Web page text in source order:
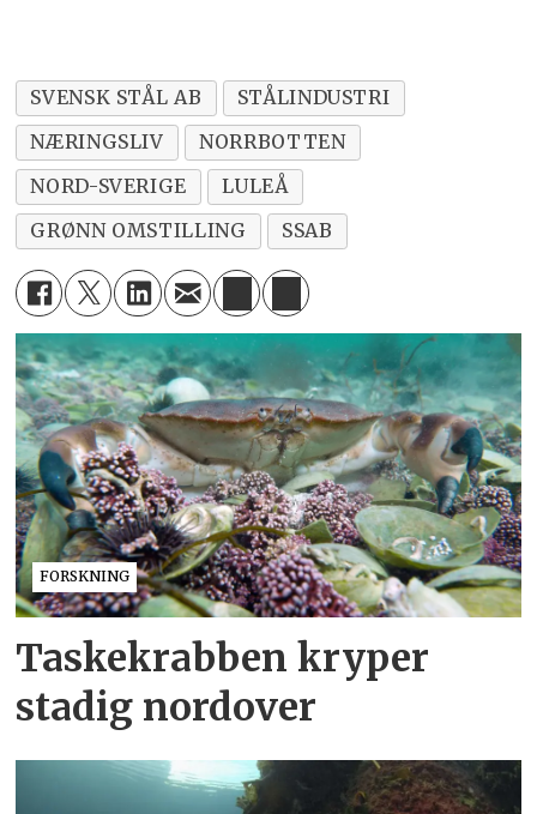
SVENSK STÅL AB
STÅLINDUSTRI
NÆRINGSLIV
NORRBOTTEN
NORD-SVERIGE
LULEÅ
GRØNN OMSTILLING
SSAB
FORSKNING
Taskekrabben kryper
stadig nordover